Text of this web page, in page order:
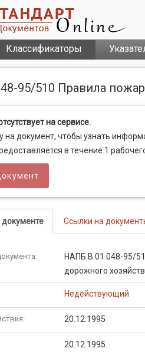
Классификаторы
95/510 Правила
на сервисе.
на документ, чтобы узнать
в течение 1
Ссылки на
НАПБ В.01.048-95/
дорожного
Недействующий
20.12.1995
20.12.1995